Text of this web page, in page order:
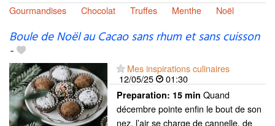
Gourmandises
Chocolat Truffes Menthe Noël
Boule de Noël au Cacao sans rhum et sans cuisson
-
Mes inspirations culinaires
12/05/25
01:30
Preparation: 15 min Quand
décembre pointe enfin le bout de son
nez, l’air se charge de cannelle, de